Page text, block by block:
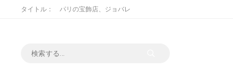
タイトル： パリの宝飾店、ジョバレ